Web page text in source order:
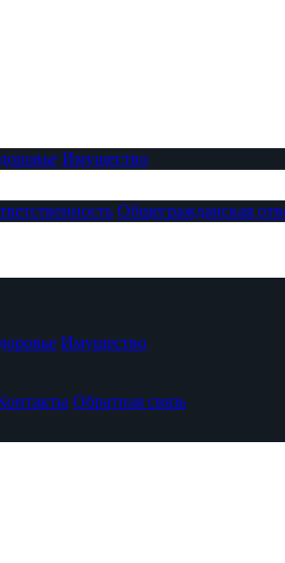
Имущество
Общегражданская
Имущество
Обратная связь